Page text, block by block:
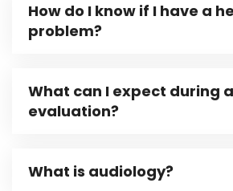
How do I know if I have a
problem?
What can I expect during
evaluation?
What is audiology?